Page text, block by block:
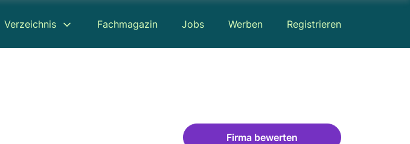
Verzeichnis Fachmagazin Jobs Werben Registrieren
Firma bewerten